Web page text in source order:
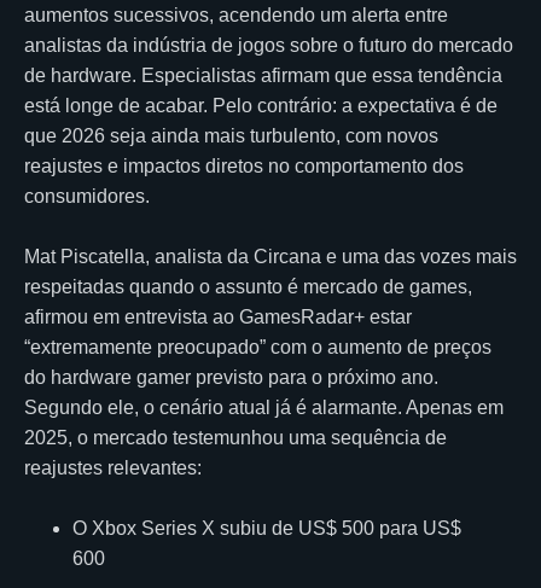
aumentos sucessivos, acendendo um alerta entre
analistas da indústria de jogos sobre o futuro do mercado
de hardware. Especialistas afirmam que essa tendência
está longe de acabar. Pelo contrário: a expectativa é de
que 2026 seja ainda mais turbulento, com novos
reajustes e impactos diretos no comportamento dos
consumidores.
Mat Piscatella, analista da Circana e uma das vozes mais
respeitadas quando o assunto é mercado de games,
afirmou em entrevista ao GamesRadar+ estar
“extremamente preocupado” com o aumento de preços
do hardware gamer previsto para o próximo ano.
Segundo ele, o cenário atual já é alarmante. Apenas em
2025, o mercado testemunhou uma sequência de
reajustes relevantes:
O Xbox Series X subiu de US$ 500 para US$
600